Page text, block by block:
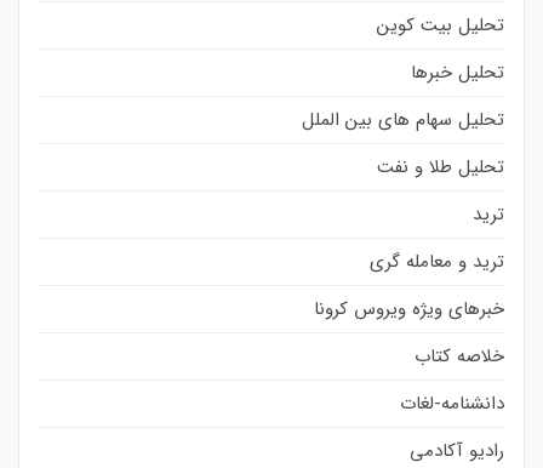
تحلیل بیت کوین
تحلیل خبرها
تحلیل سهام های بین الملل
تحلیل طلا و نفت
ترید
ترید و معامله گری
خبرهای ویژه ویروس کرونا
خلاصه کتاب
دانشنامه-لغات
رادیو آکادمی